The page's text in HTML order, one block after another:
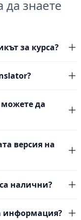
да знаете
за курса?
да
версия на
налични?
информация?